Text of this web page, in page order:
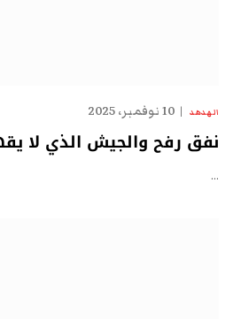
الهدهد 10 نوفمبر، 2025
نفق رفح والجيش الذي لا
…